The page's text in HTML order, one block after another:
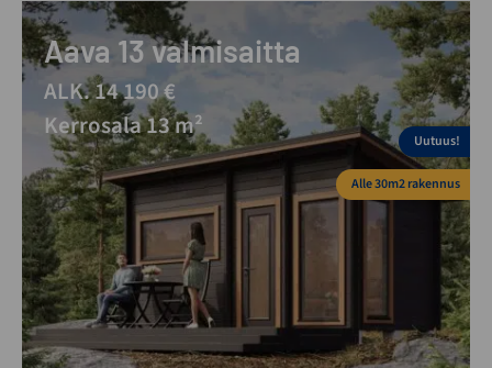
Aava 13 valmisaitta
ALK. 14 190 €
Kerrosala 13 m²
Uutuus!
Alle 30m2 rakennus